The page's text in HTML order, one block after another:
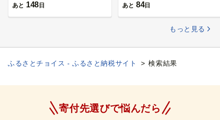
あと 148 日
あと 84日
もっと見る
ふるさとチョイス - ふるさと納税サイト 検索結果
寄付先選びで悩んだら